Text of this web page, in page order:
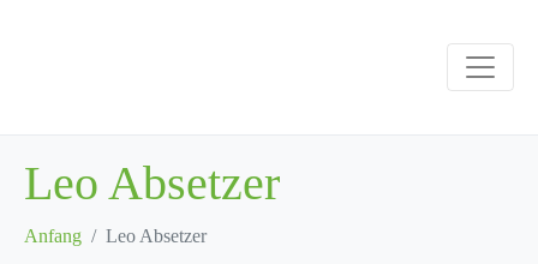
Leo Absetzer
Anfang Leo Absetzer